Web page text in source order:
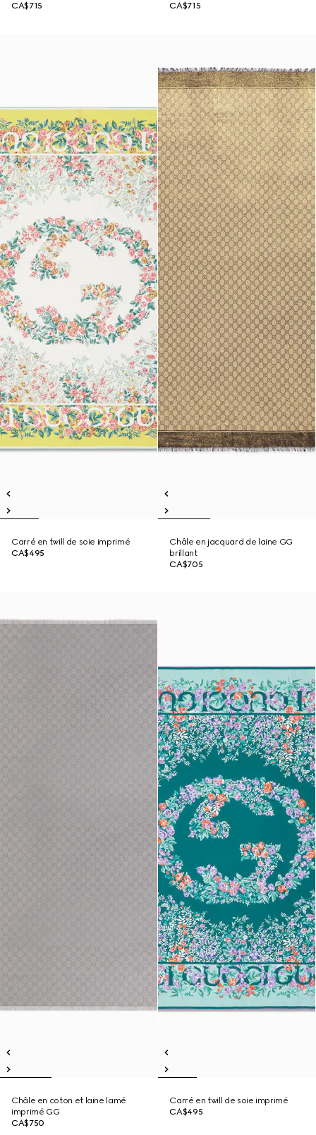
CA$715
CA$715
Carré en twill de soie imprimé
CA$495
Châle en jacquard de laine GG
brillant
CA$705
Châle en coton et laine lamé
imprimé GG
CA$750
Carré en twill de soie imprimé
CA$495